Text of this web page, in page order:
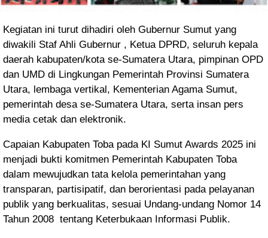
Kegiatan ini turut dihadiri oleh Gubernur Sumut yang
diwakili Staf Ahli Gubernur , Ketua DPRD, seluruh kepala
daerah kabupaten/kota se-Sumatera Utara, pimpinan OPD
dan UMD di Lingkungan Pemerintah Provinsi Sumatera
Utara, lembaga vertikal, Kementerian Agama Sumut,
pemerintah desa se-Sumatera Utara, serta insan pers
media cetak dan elektronik.
Capaian Kabupaten Toba pada KI Sumut Awards 2025 ini
menjadi bukti komitmen Pemerintah Kabupaten Toba
dalam mewujudkan tata kelola pemerintahan yang
transparan, partisipatif, dan berorientasi pada pelayanan
publik yang berkualitas, sesuai Undang-undang Nomor 14
Tahun 2008 tentang Keterbukaan Informasi Publik.